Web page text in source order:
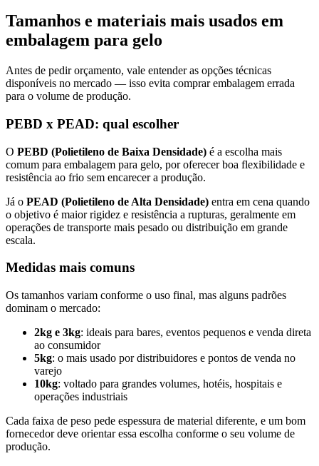
Tamanhos e materiais mais usados em
embalagem para gelo
Antes de pedir orçamento, vale entender as opções técnicas
disponíveis no mercado — isso evita comprar embalagem errada
para o volume de produção.
PEBD x PEAD: qual escolher
O PEBD (Polietileno de Baixa Densidade) é a escolha mais
comum para embalagem para gelo, por oferecer boa flexibilidade e
resistência ao frio sem encarecer a produção.
Já o PEAD (Polietileno de Alta Densidade) entra em cena quando
o objetivo é maior rigidez e resistência a rupturas, geralmente em
operações de transporte mais pesado ou distribuição em grande
escala.
Medidas mais comuns
Os tamanhos variam conforme o uso final, mas alguns padrões
dominam o mercado:
2kg e 3kg: ideais para bares, eventos pequenos e venda direta
ao consumidor
5kg: o mais usado por distribuidores e pontos de venda no
varejo
10kg: voltado para grandes volumes, hotéis, hospitais e
operações industriais
Cada faixa de peso pede espessura de material diferente, e um bom
fornecedor deve orientar essa escolha conforme o seu volume de
produção.